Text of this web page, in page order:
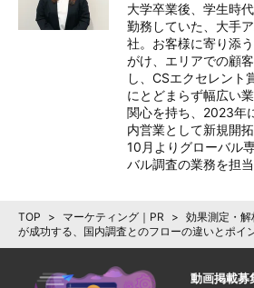
大学卒業後、学生時
勤務していた、大手
社。お客様に寄り添
がけ、エリアでの顧
し、CSエクセレント
にとどまらず幅広い
関心を持ち、2023年
内営業として新規開
10月よりグローバル
バル調査の業務を担当
TOP > マーケティング｜PR > 効果測定・解
が成功する、国内調査とのフローの違いとポイ
動画掲載募